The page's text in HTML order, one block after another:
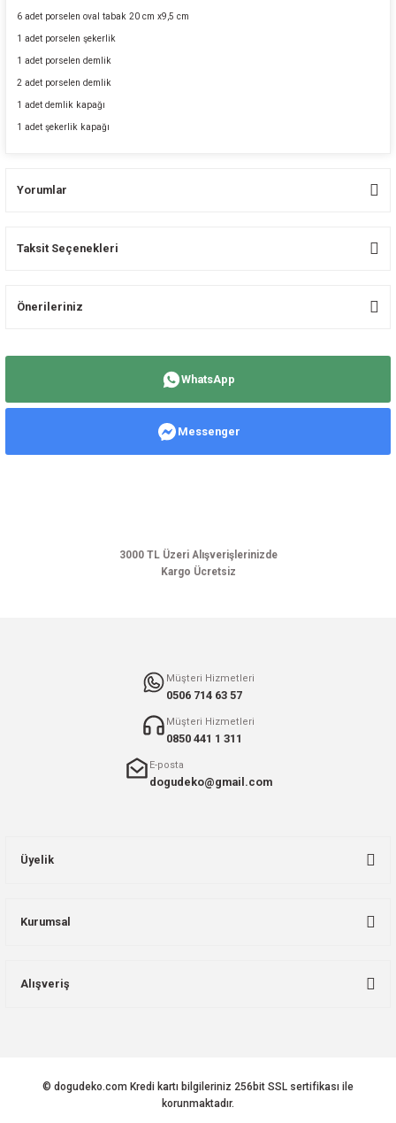
6 adet porselen oval tabak 20 cm x9,5 cm
1 adet porselen şekerlik
1 adet porselen demlik
2 adet porselen demlik
1 adet demlik kapağı
1 adet şekerlik kapağı
Yorumlar
Taksit Seçenekleri
Önerileriniz
Ürün resmi kalitesiz, bozuk veya görüntülenemiyor.
WhatsApp
Messenger
3000 TL Üzeri Alışverişlerinizde
Kargo Ücretsiz
Müşteri Hizmetleri
0506 714 63 57
Müşteri Hizmetleri
0850 441 1 311
E-posta
dogudeko@gmail.com
Üyelik
Kurumsal
Alışveriş
© dogudeko.com Kredi kartı bilgileriniz 256bit SSL sertifikası ile
korunmaktadır.